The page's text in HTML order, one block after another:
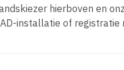
hierboven en
installatie of registratie